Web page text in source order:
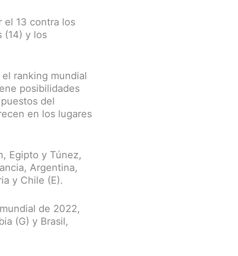
el 13 contra los
(14) y los
ranking mundial
posibilidades
del
en los lugares
Egipto y Túnez,
Argentina,
y Chile (E).
de 2022,
(G) y Brasil,